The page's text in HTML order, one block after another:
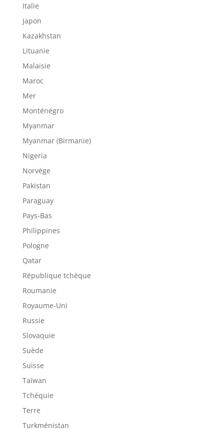
Italie
Japon
Kazakhstan
Lituanie
Malaisie
Maroc
Mer
Monténégro
Myanmar
Myanmar (Birmanie)
Nigeria
Norvège
Pakistan
Paraguay
Pays-Bas
Philippines
Pologne
Qatar
République tchèque
Roumanie
Royaume-Uni
Russie
Slovaquie
Suède
Suisse
Taïwan
Tchéquie
Terre
Turkménistan